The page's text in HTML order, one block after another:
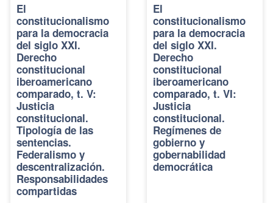
El
constitucionalismo
para la democracia
del siglo XXI.
Derecho
constitucional
iberoamericano
comparado, t. V:
Justicia
constitucional.
Tipología de las
sentencias.
Federalismo y
descentralización.
Responsabilidades
compartidas
El
constitucionalismo
para la democracia
del siglo XXI.
Derecho
constitucional
iberoamericano
comparado, t. VI:
Justicia
constitucional.
Regímenes de
gobierno y
gobernabilidad
democrática